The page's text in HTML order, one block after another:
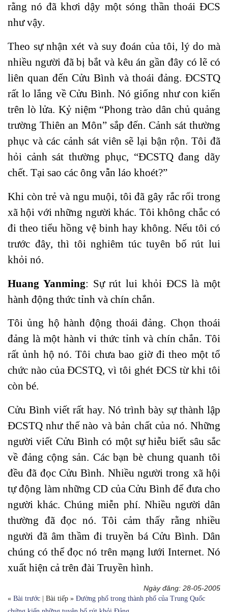
rằng nó đã khơi dậy một sóng thần thoái ĐCS
như vậy.
Theo sự nhận xét và suy đoán của tôi, lý do mà
nhiều người đã bị bắt và kêu án gần đây có lẽ có
liên quan đến Cửu Bình và thoái đảng. ĐCSTQ
rất lo lắng về Cửu Bình. Nó giống như con kiến
trên lò lửa. Kỷ niệm “Phong trào dân chủ quảng
trường Thiên an Môn” sắp đến. Cảnh sát thường
phục và các cảnh sát viên sẽ lại bận rộn. Tôi đã
hỏi cảnh sát thường phục, “ĐCSTQ đang dãy
chết. Tại sao các ông vẫn láo khoét?”
Khi còn trẻ và ngu muội, tôi đã gây rắc rối trong
xã hội với những người khác. Tôi không chắc có
đi theo tiểu hồng vệ binh hay không. Nếu tôi có
trước đây, thì tôi nghiêm túc tuyên bố rút lui
khỏi nó.
Huang Yanming: Sự rút lui khỏi ĐCS là một
hành động thức tỉnh và chín chắn.
Tôi ủng hộ hành động thoái đảng. Chọn thoái
đảng là một hành vi thức tỉnh và chín chắn. Tôi
rất ủnh hộ nó. Tôi chưa bao giờ đi theo một tổ
chức nào của ĐCSTQ, vì tôi ghét ĐCS từ khi tôi
còn bé.
Cửu Bình viết rất hay. Nó trình bày sự thành lập
ĐCSTQ như thế nào và bản chất của nó. Những
người viết Cửu Bình có một sự hiễu biết sâu sắc
về đảng cộng sản. Các bạn bè chung quanh tôi
đều đã đọc Cửu Bình. Nhiều người trong xã hội
tự động làm những CD của Cửu Bình để đưa cho
người khác. Chúng miễn phí. Nhiều người dân
thường đã đọc nó. Tôi cảm thấy rằng nhiều
người đã âm thầm đi truyền bá Cửu Bình. Dân
chúng có thể đọc nó trên mạng lưới Internet. Nó
xuất hiện cả trên đài Truyền hình.
Ngày đăng: 28-05-2005
« Bài trước | Bài tiếp » Đường phố trong thành phố của Trung Quốc